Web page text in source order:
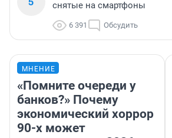
снятые на смартфоны
6 391 Обсудить
МНЕНИЕ
«Помните очереди у
банков?» Почему
экономический хоррор
90-х может